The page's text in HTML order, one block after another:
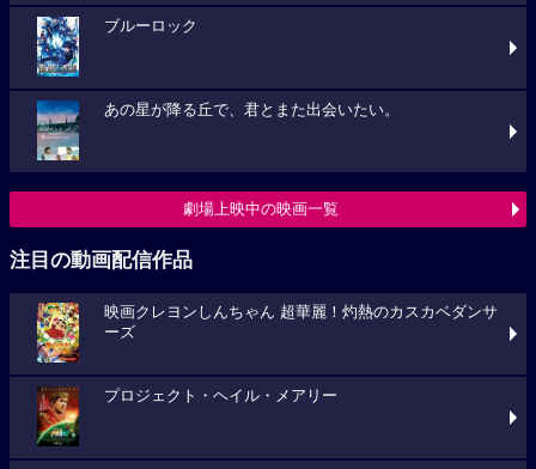
ブルーロック
あの星が降る丘で、君とまた出会いたい。
劇場上映中の映画一覧
注目の動画配信作品
映画クレヨンしんちゃん 超華麗！灼熱のカスカベダンサ
ーズ
プロジェクト・ヘイル・メアリー